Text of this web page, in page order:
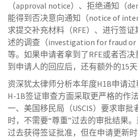
（approval notice）、拒绝通知（
能得到否决意向通知（notice of
求提交补充材料（RFE）、进行签
述的调查（investigation for fraud or
等。如果申请者拿到了RFE或者否
到申请人的回应后，还有额外的15天
资深犹太律师分析本年度H1B申请
H-1B签证审查方面采取更严格的作
一、美国移民局（USCIS）要求审批
时，不需要“尊重”过去的审批结果
过去获得签证批准，但在申请更新时